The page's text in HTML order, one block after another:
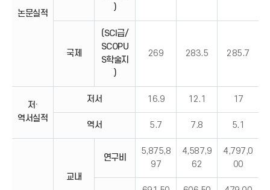
논문실적
)
국제
(SCI급/
SCOPU
S학술지
)
269 283.5 285.7
저·
역서실적
저서 16.9 12.1 17
역서 5.7 7.8 5.1
교내
연구비
5,875,8
97
4,587,9
62
4,797,0
00